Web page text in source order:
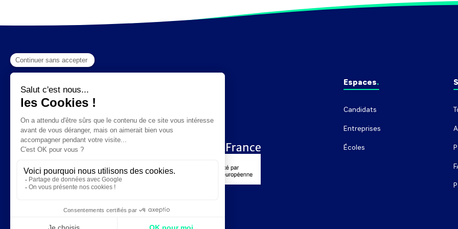
Espaces
Candidats
Entreprises
Écoles